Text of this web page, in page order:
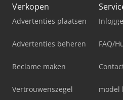
Verkopen
Advertenties plaatsen
Advertenties beheren
Reclame maken
Vertrouwenszegel
FAQ/
model